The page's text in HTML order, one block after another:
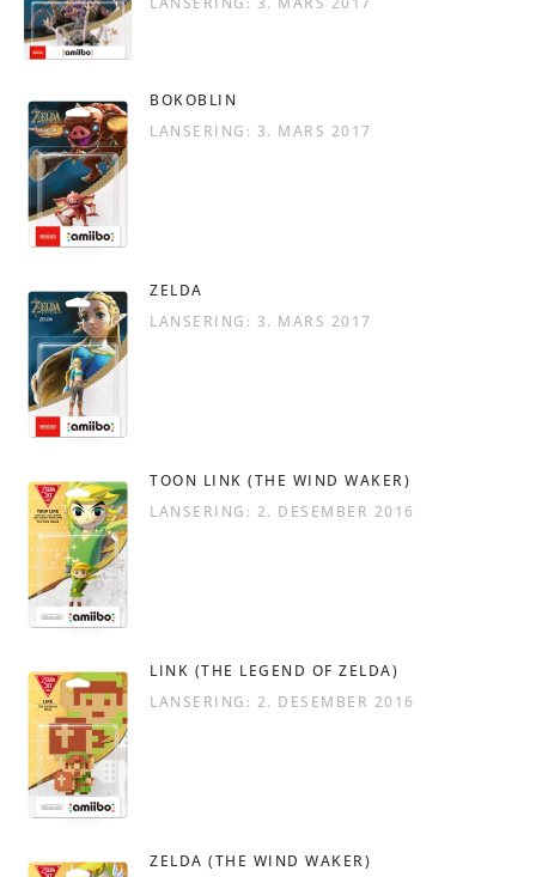
BOKOBLIN
LANSERING: 3. MARS 2017
ZELDA
LANSERING: 3. MARS 2017
TOON LINK (THE WIND WAKER)
LANSERING: 2. DESEMBER 2016
LINK (THE LEGEND OF ZELDA)
LANSERING: 2. DESEMBER 2016
ZELDA (THE WIND WAKER)